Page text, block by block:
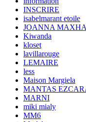
INSCRIRE
isabelmarant etoile
JOANNA
Kiwanda
kloset
lavillarouge
LEMAIRE
less
Maison Margiela
MANTAS
MARNI
miki mialy
MM6